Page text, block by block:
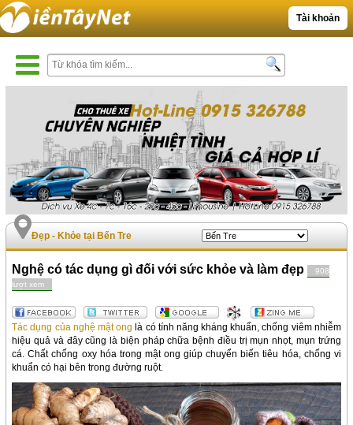
Tài khoản
Đẹp - Khỏe tại Bến Tre
Nghệ có tác dụng gì đối với sức khỏe và làm đẹp
908
lượt xem
Tác dụng của nghệ mật ong là có tính năng kháng khuẩn, chống viêm nhiễm
hiệu quả và đây cũng là biện pháp chữa bệnh điều trị mụn nhọt, mụn trứng
cá. Chất chống oxy hóa trong mật ong giúp chuyển biến tiêu hóa, chống vi
khuẩn có hại bên trong đường ruột.